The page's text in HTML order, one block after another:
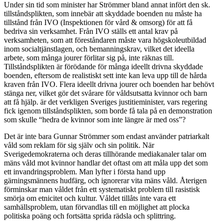
Under sin tid som minister har Strömmer bland annat infört den sk.
tillståndsplikten, som innebär att skyddade boenden nu måste ha
tillstånd från IVO (Inspektionen för vård & omsorg) för att få
bedriva sin verksamhet. Från IVO ställs ett antal krav på
verksamheten, som att föreståndaren måste vara högskoleutbildad
inom socialtjänstlagen, och bemanningskrav, vilket det ideella
arbete, som många jourer förlitar sig på, inte räknas till.
Tillståndsplikten är förödande för många ideellt drivna skyddade
boenden, eftersom de realistiskt sett inte kan leva upp till de hårda
kraven från IVO. Flera ideellt drivna jourer och boenden har behövt
stänga ner, vilket gör det svårare för våldsutsatta kvinnor och barn
att få hjälp. är det verkligen Sveriges justitieminister, vars regering
fick igenom tillståndsplikten, som borde få tala på en demonstration
som skulle “hedra de kvinnor som inte längre är med oss”?
Det är inte bara Gunnar Strömmer som endast använder patriarkalt
våld som reklam för sig själv och sin politik. När
Sverigedemokraterna och deras tillhörande mediakanaler talar om
mäns våld mot kvinnor handlar det oftast om att måla upp det som
ett invandringsproblem. Man lyfter i första hand upp
gärningsmännens hudfärg, och ignorerar vita mäns våld. Återigen
förminskar man våldet från ett systematiskt problem till rasistisk
smörja om etnicitet och kultur. Våldet tillåts inte vara ett
samhällsproblem, utan förvandlas till en möjlighet att plocka
politiska poäng och fortsätta sprida rädsla och splittring.